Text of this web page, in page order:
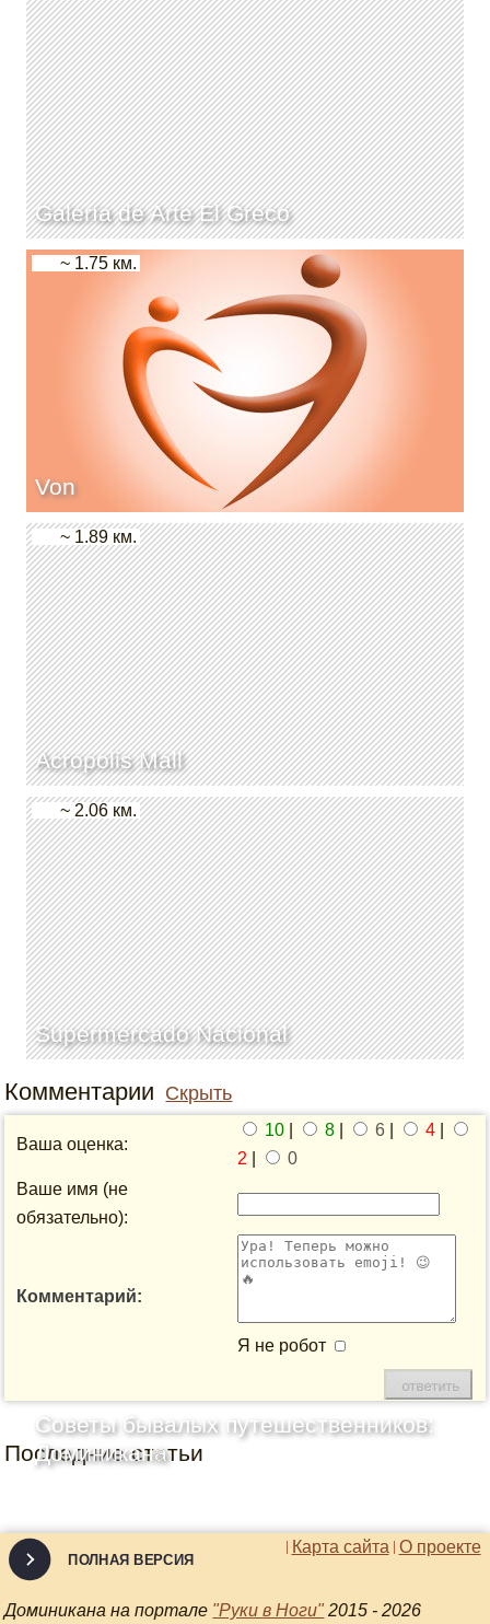
Galería de Arte El Greco
Von
~ 1.75 км.
Acropolis Mall
~ 1.89 км.
Supermercado Nacional
~ 2.06 км.
Комментарии Скрыть
Ваша оценка:
10 8 6 4
2
0
Ваше имя (не
обязательно):
Комментарий:
Я не робот
Последние статьи
Советы бывалых путешественников:
Доминикана
О проекте
Карта сайта
ПОЛНАЯ ВЕРСИЯ
Доминикана на портале "Руки в Ноги" 2015 - 2026